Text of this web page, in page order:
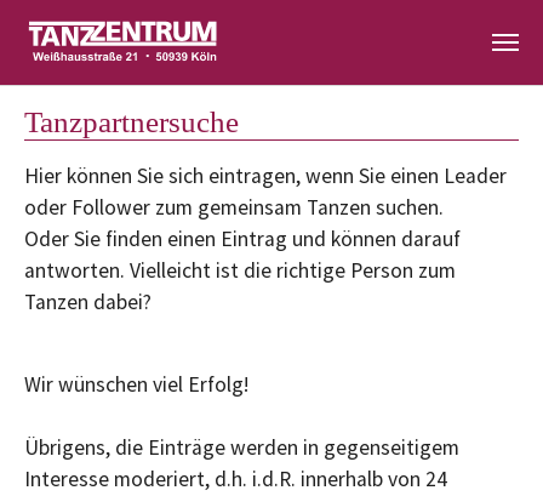
Tanzpartnersuche
Hier können Sie sich eintragen, wenn Sie einen Leader
oder Follower zum gemeinsam Tanzen suchen.
Oder Sie finden einen Eintrag und können darauf
antworten. Vielleicht ist die richtige Person zum
Tanzen dabei?
Wir wünschen viel Erfolg!
Übrigens, die Einträge werden in gegenseitigem
Interesse moderiert, d.h. i.d.R. innerhalb von 24